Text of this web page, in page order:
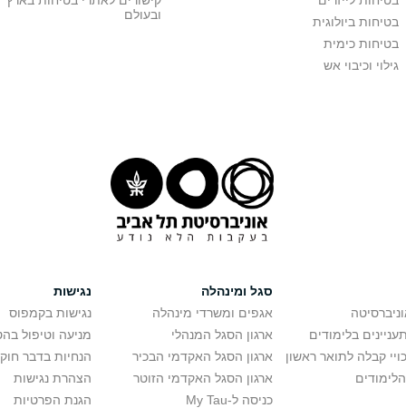
בטיחות ביולוגית
בטיחות כימית
גילוי וכיבוי אש
ובעולם
בלימודים
קבלה לתואר ראשון
סגל ומינהלה
אגפים ומשרדי מינהלה
ארגון הסגל המנהלי
ארגון הסגל האקדמי הבכיר
ארגון הסגל האקדמי הזוטר
כניסה ל-My Tau
נגישות
נגישות בקמפוס
מניעה וטיפול
הנחיות בדבר
הצהרת נגישות
הגנת הפרטיות